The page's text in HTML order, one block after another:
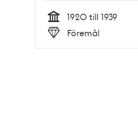
Tid
1920 till 1939
Föremål